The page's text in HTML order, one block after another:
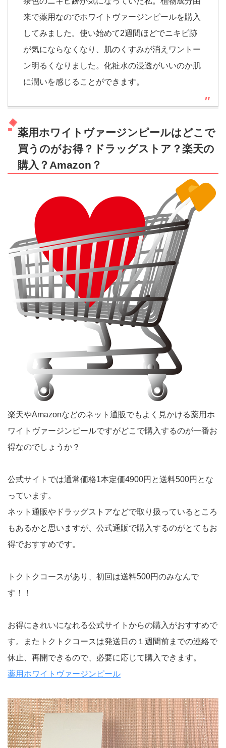
来で薬用なのでホワイトヴァージンピールを購入
してみました。使い始めて2週間ほどでニキビ跡
が気にならなくなり、肌のくすみが消えワントー
ン明るくなりました。化粧水の浸透がいいのか肌
に潤いを感じることができます。
薬用ホワイトヴァージンピールはどこで
買うのがお得？ドラッグストア？楽天の
購入？Amazon？
楽天やAmazonなどのネット通販でもよく見かける薬用ホ
ワイトヴァージンピールですがどこで購入するのが一番お
得なのでしょうか？
公式サイトでは通常価格1本定価4900円と送料500円とな
っています。
ネット通販やドラッグストアなどで取り扱っているところ
もあるかと思いますが、公式通販で購入するのがとてもお
得でおすすめです。
トクトクコースがあり、初回は送料500円のみなんで
す！！
お得にきれいになれる公式サイトからの購入がおすすめで
す。またトクトクコースは発送日の１週間前までの連絡で
休止、再開できるので、必要に応じて購入できます。
薬用ホワイトヴァージンピール